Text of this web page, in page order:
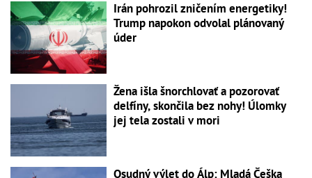
Irán pohrozil zničením energetiky!
Trump napokon odvolal plánovaný
úder
Žena išla šnorchlovať a pozorovať
delfíny, skončila bez nohy! Úlomky
jej tela zostali v mori
Osudný výlet do Álp: Mladá Češka